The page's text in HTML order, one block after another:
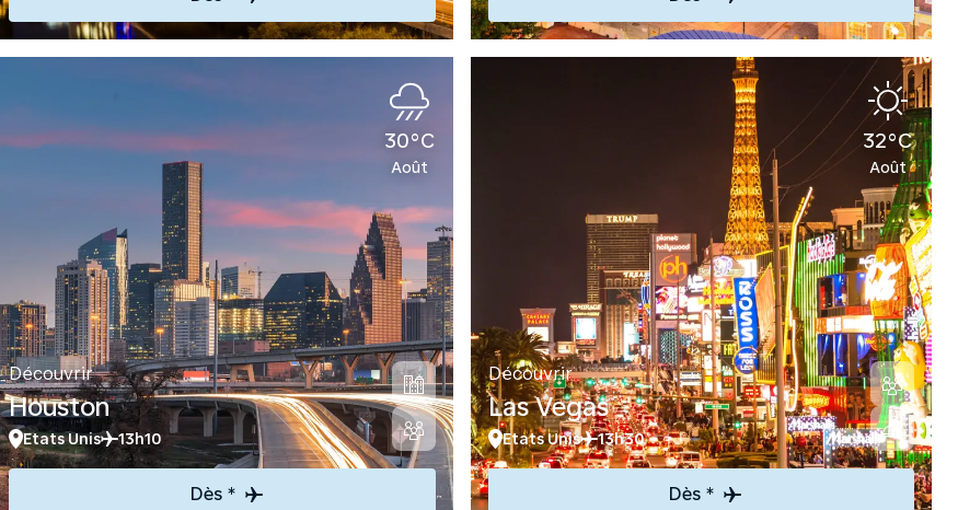
30°C
Août
Découvrir
Houston
Etats Unis 13h10
Dès *
32°C
Août
Découvrir
Las Vegas
Etats Unis 13h30
Dès *